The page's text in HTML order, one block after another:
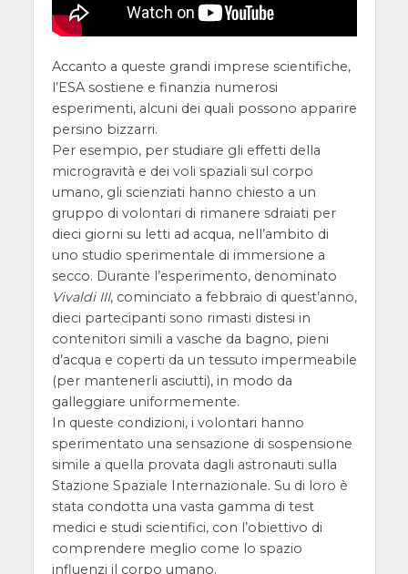
Accanto a queste grandi imprese scientifiche,
l’ESA sostiene e finanzia numerosi
esperimenti, alcuni dei quali possono apparire
persino bizzarri.
Per esempio, per studiare gli effetti della
microgravità e dei voli spaziali sul corpo
umano, gli scienziati hanno chiesto a un
gruppo di volontari di rimanere sdraiati per
dieci giorni su letti ad acqua, nell’ambito di
uno studio sperimentale di immersione a
secco. Durante l’esperimento, denominato
Vivaldi III, cominciato a febbraio di quest’anno,
dieci partecipanti sono rimasti distesi in
contenitori simili a vasche da bagno, pieni
d’acqua e coperti da un tessuto impermeabile
(per mantenerli asciutti), in modo da
galleggiare uniformemente.
In queste condizioni, i volontari hanno
sperimentato una sensazione di sospensione
simile a quella provata dagli astronauti sulla
Stazione Spaziale Internazionale. Su di loro è
stata condotta una vasta gamma di test
medici e studi scientifici, con l’obiettivo di
comprendere meglio come lo spazio
influenzi il corpo umano.